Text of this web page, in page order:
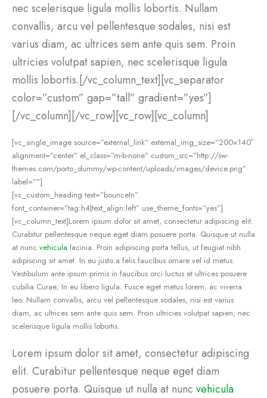
nec scelerisque ligula mollis lobortis. Nullam
convallis, arcu vel pellentesque sodales, nisi est
varius diam, ac ultrices sem ante quis sem. Proin
ultricies volutpat sapien, nec scelerisque ligula
mollis lobortis.[/vc_column_text][vc_separator
color=”custom” gap=”tall” gradient=”yes”]
[/vc_column][/vc_row][vc_row][vc_column]
[vc_single_image source=”external_link” external_img_size=”200×140″
alignment=”center” el_class=”m-b-none” custom_src=”http://sw-
themes.com/porto_dummy/wp-content/uploads/images/device.png”
label=””]
[vc_custom_heading text=”bounceIn”
font_container=”tag:h4|text_align:left” use_theme_fonts=”yes”]
[vc_column_text]Lorem ipsum dolor sit amet, consectetur adipiscing elit.
Curabitur pellentesque neque eget diam posuere porta. Quisque ut nulla
at nunc vehicula lacinia. Proin adipiscing porta tellus, ut feugiat nibh
adipiscing sit amet. In eu justo a felis faucibus ornare vel id metus.
Vestibulum ante ipsum primis in faucibus orci luctus et ultrices posuere
cubilia Curae; In eu libero ligula. Fusce eget metus lorem, ac viverra
leo. Nullam convallis, arcu vel pellentesque sodales, nisi est varius
diam, ac ultrices sem ante quis sem. Proin ultricies volutpat sapien, nec
scelerisque ligula mollis lobortis.
Lorem ipsum dolor sit amet, consectetur adipiscing
elit. Curabitur pellentesque neque eget diam
posuere porta. Quisque ut nulla at nunc vehicula